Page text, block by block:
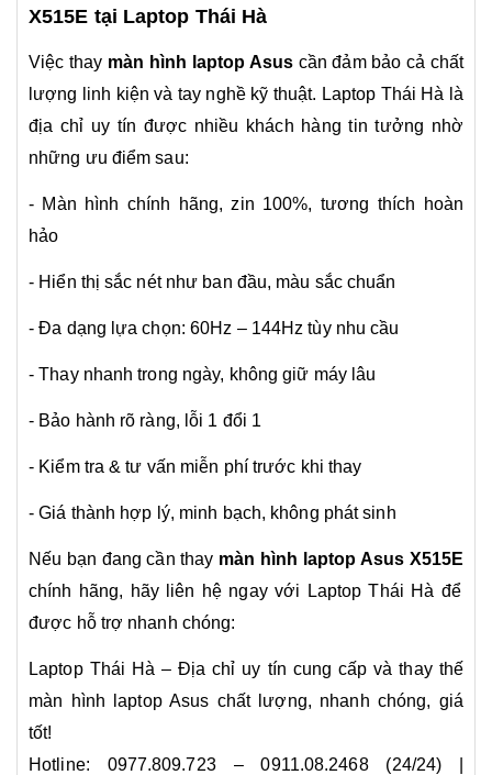
X515E tại Laptop Thái Hà
Việc thay màn hình laptop Asus cần đảm bảo cả chất
lượng linh kiện và tay nghề kỹ thuật. Laptop Thái Hà là
địa chỉ uy tín được nhiều khách hàng tin tưởng nhờ
những ưu điểm sau:
- Màn hình chính hãng, zin 100%, tương thích hoàn
hảo
- Hiển thị sắc nét như ban đầu, màu sắc chuẩn
- Đa dạng lựa chọn: 60Hz – 144Hz tùy nhu cầu
- Thay nhanh trong ngày, không giữ máy lâu
- Bảo hành rõ ràng, lỗi 1 đổi 1
- Kiểm tra & tư vấn miễn phí trước khi thay
- Giá thành hợp lý, minh bạch, không phát sinh
Nếu bạn đang cần thay màn hình laptop Asus X515E
chính hãng, hãy liên hệ ngay với Laptop Thái Hà để
được hỗ trợ nhanh chóng:
Laptop Thái Hà – Địa chỉ uy tín cung cấp và thay thế
màn hình laptop Asus chất lượng, nhanh chóng, giá
tốt!
Hotline: 0977.809.723 – 0911.08.2468 (24/24) |